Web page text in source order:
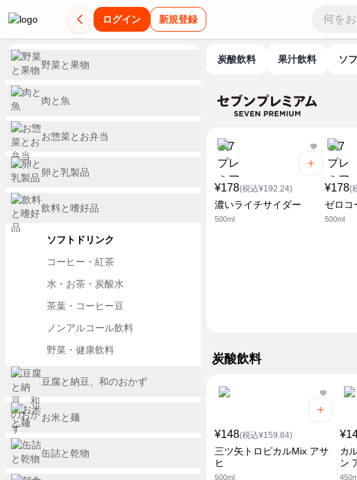
ログイン 新規登録
炭酸飲料 果汁飲料
¥178(税込¥192.24)
濃いライチサイダー
500ml
¥178(
ゼロコ
500ml
炭酸飲料
¥148(税込¥159.84)
三ツ矢トロピカルMix アサ
ヒ
500ml
カ
ン
野菜と果物
肉と魚
お惣菜とお弁当
卵と乳製品
飲料と嗜好品
ソフトドリンク
コーヒー・紅茶
水・お茶・炭酸水
茶葉・コーヒー豆
ノンアルコール飲料
野菜・健康飲料
豆腐と納豆、和のおかず
お米と麺
缶詰と乾物